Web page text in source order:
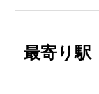
最寄り駅